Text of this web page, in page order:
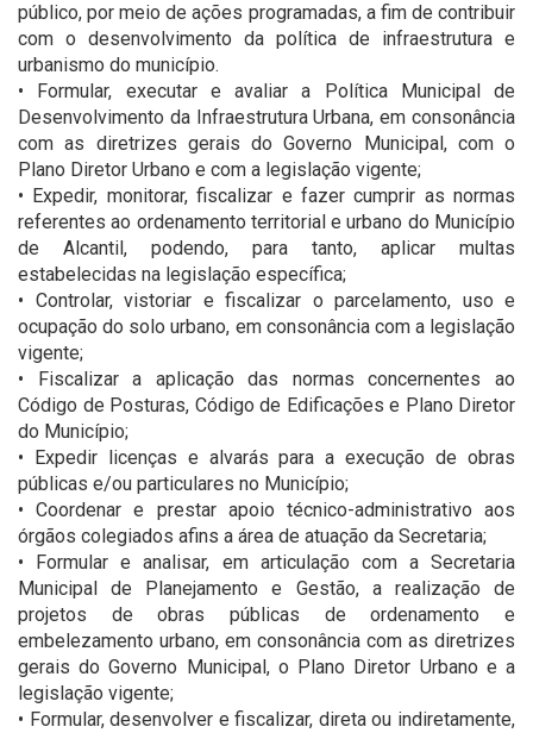
público, por meio de ações programadas, a fim de contribuir
com o desenvolvimento da política de infraestrutura e
urbanismo do município.
• Formular, executar e avaliar a Política Municipal de
Desenvolvimento da Infraestrutura Urbana, em consonância
com as diretrizes gerais do Governo Municipal, com o
Plano Diretor Urbano e com a legislação vigente;
• Expedir, monitorar, fiscalizar e fazer cumprir as normas
referentes ao ordenamento territorial e urbano do Município
de Alcantil, podendo, para tanto, aplicar multas
estabelecidas na legislação específica;
• Controlar, vistoriar e fiscalizar o parcelamento, uso e
ocupação do solo urbano, em consonância com a legislação
vigente;
• Fiscalizar a aplicação das normas concernentes ao
Código de Posturas, Código de Edificações e Plano Diretor
do Município;
• Expedir licenças e alvarás para a execução de obras
públicas e/ou particulares no Município;
• Coordenar e prestar apoio técnico-administrativo aos
órgãos colegiados afins a área de atuação da Secretaria;
• Formular e analisar, em articulação com a Secretaria
Municipal de Planejamento e Gestão, a realização de
projetos de obras públicas de ordenamento e
embelezamento urbano, em consonância com as diretrizes
gerais do Governo Municipal, o Plano Diretor Urbano e a
legislação vigente;
• Formular, desenvolver e fiscalizar, direta ou indiretamente,